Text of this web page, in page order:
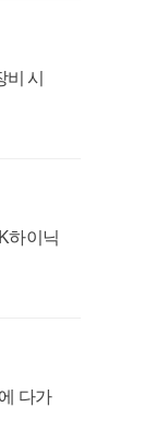
시
하이닉
다가